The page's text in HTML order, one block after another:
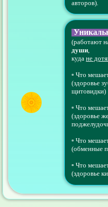
авторов).
(работают
души,
куда не
▫️ Что
(здоровье
щитовидки)
▫️ Что
(здоровье
▫️ Что
(обменные
▫️ Что
(здоровье